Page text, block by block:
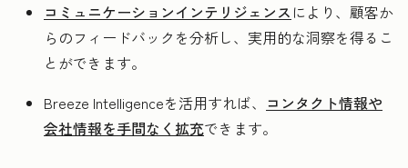
コミュニケーションインテリジェンス により、顧客か
らのフィードバックを分析し、実用的な洞察を得るこ
とができます。
Breeze Intelligenceを活用すれば、 コンタクト情報や
会社情報を手間なく拡充できます。